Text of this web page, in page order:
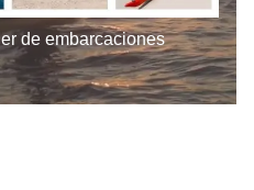
de embarcaciones